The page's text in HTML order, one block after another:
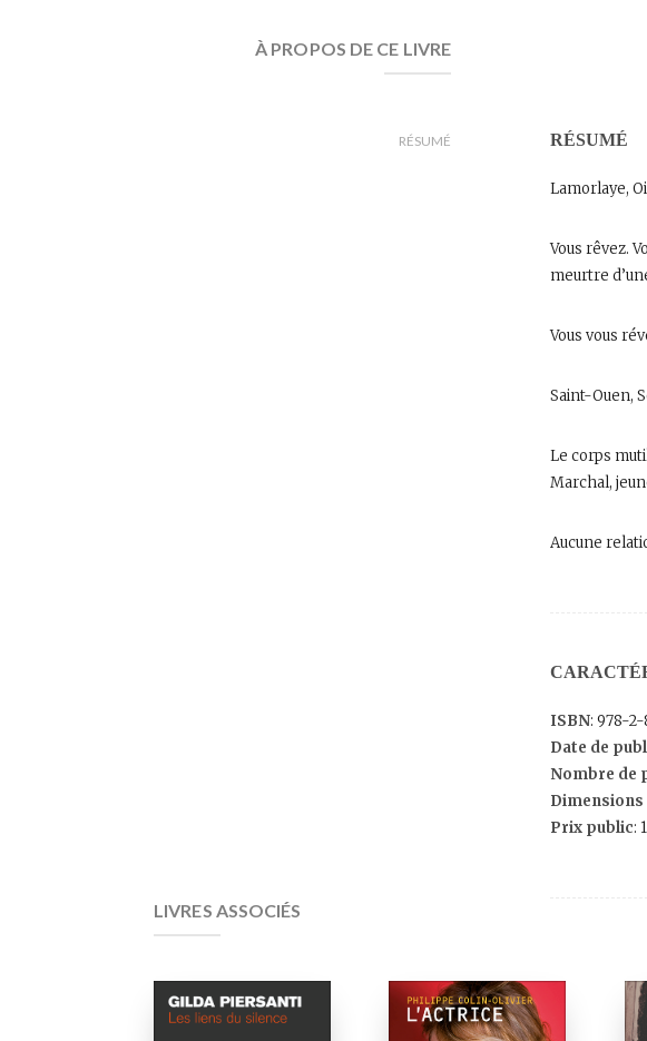
À PROPOS DE CE LIVRE
RÉSUMÉ RÉSUMÉ
Lamorlaye,
Vous rêvez.
meurtre
Vous vous
Saint-Ouen,
Le corps
Marchal,
Aucune
ISBN: 978-
Date de
Nombre de
Dimensions
Prix public:
LIVRES ASSOCIÉS